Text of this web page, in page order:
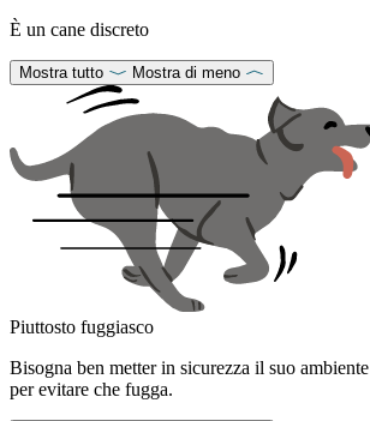
È un cane discreto
Mostra tutto Mostra di meno
Piuttosto fuggiasco
Bisogna ben metter in sicurezza il suo ambiente
per evitare che fugga.